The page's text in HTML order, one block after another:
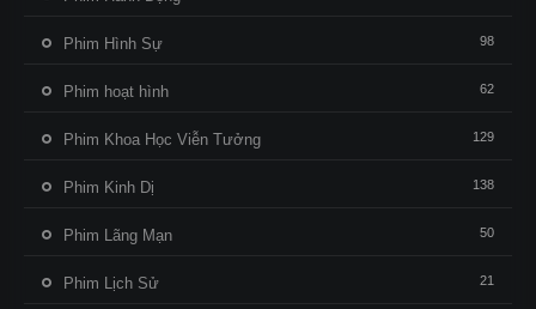
Phim Hình Sự 98
Phim hoạt hình 62
Phim Khoa Học Viễn Tưởng 129
Phim Kinh Dị 138
Phim Lãng Mạn 50
Phim Lịch Sử 21